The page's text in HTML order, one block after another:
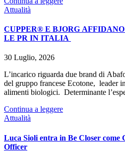
Attualità
CUPPER® E BJORG
LE PR IN ITALIA
30 Luglio, 2026
L’incarico riguarda due brand di
del gruppo francese Ecotone, leader
alimenti biologici. Determinante
Continua a leggere
Attualità
Luca Sioli entra in Be Closer come
Officer